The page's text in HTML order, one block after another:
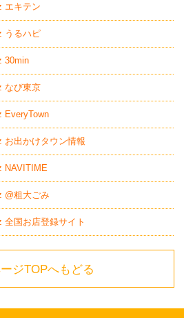
エキテン
うるハピ
30min
なび東京
EveryTown
お出かけタウン情報
NAVITIME
@粗大ごみ
国お店登録サイト
ジTOPへもどる